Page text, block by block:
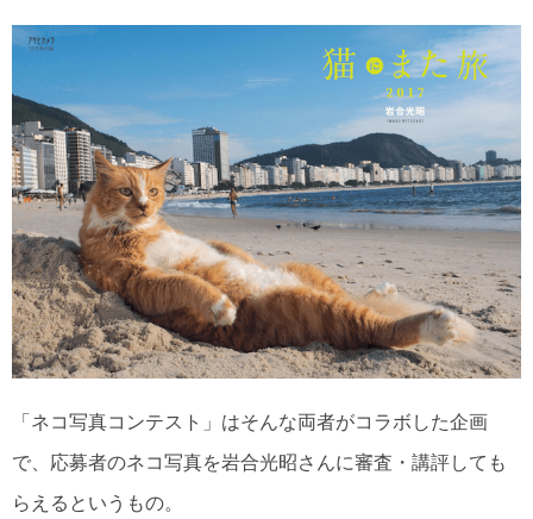
「ネコ写真コンテスト」はそんな両者がコラボした企画
で、応募者のネコ写真を岩合光昭さんに審査・講評しても
らえるというもの。